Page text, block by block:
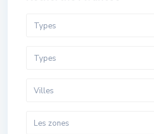
Types
Types
Villes
Les zones